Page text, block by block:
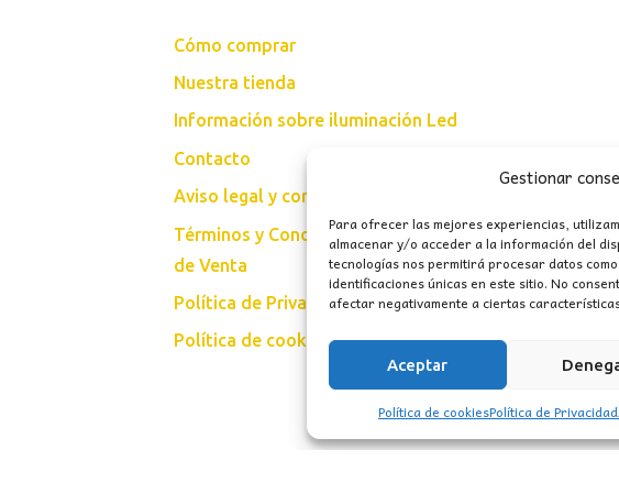
Gestionar
Para ofrecer las mejores experiencias,
almacenar y/o acceder a la información del
tecnologías nos permitirá procesar datos
identificaciones únicas en este sitio. No
afectar negativamente a ciertas
Aceptar
Política de cookiesPolítica de Privacidad
Cómo comprar
Nuestra tienda
Información sobre iluminación Led
Contacto
Aviso legal y condiciones de uso
Términos y Condiciones Generales
de Venta
Política de Privacidad
Política de cookies (UE)